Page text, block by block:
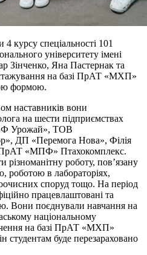
курсу спеціальності 101
університету імені
Зінченко, Яна Пастернак та
на базі ПрАТ «МХП»
формою.
наставників вони
на шести підприємствах
Урожай», ТОВ
ДП «Перемога Нова», Філія
«МПФ» Птахокомплекс.
різноманітну роботу, пов’язану
роботою в лабораторіях,
споруд тощо. На період
працевлаштовані та
Вони поєднували навчання на
національному
на базі ПрАТ «МХП»
студентам буде перезараховано